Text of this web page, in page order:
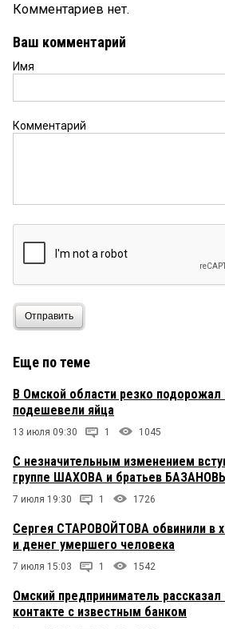
Комментариев нет.
Ваш комментарий
Имя
Комментарий
Отправить
Еще по теме
В Омской области резко подорожал
подешевели яйца
13 июля 09:30 1 1045
С незначительным изменением
группе ШАХОВА и братьев
7 июля 19:30 1 1726
Сергея СТАРОВОЙТОВА обвинили в
и денег умершего человека
7 июля 15:03 1 1542
Омский предприниматель
контакте с известным банком